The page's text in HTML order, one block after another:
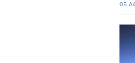
05